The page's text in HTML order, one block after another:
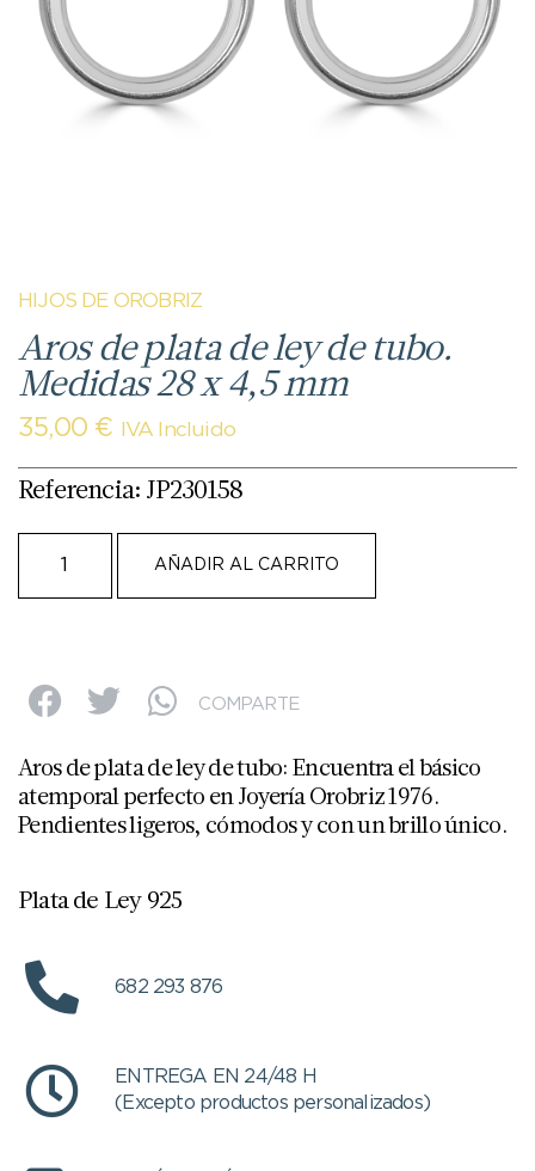
HIJOS DE OROBRIZ
Aros de plata de ley de tubo.
Medidas 28 x 4,5 mm
35,00 € IVA Incluido
Referencia: JP230158
AÑADIR AL CARRITO
COMPARTE
Aros de plata de ley de tubo: Encuentra el básico
atemporal perfecto en Joyería Orobriz 1976.
Pendientes ligeros, cómodos y con un brillo único.
Plata de Ley 925
682 293 876
ENTREGA EN 24/48 H
(Excepto productos personalizados)